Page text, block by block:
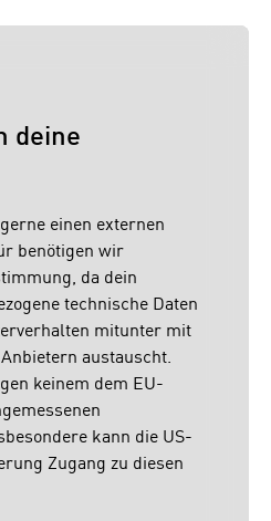
deine
einen externen
benötigen wir
da dein
technische Daten
mitunter mit
austauscht.
keinem dem EU-
kann die US-
Zugang zu diesen